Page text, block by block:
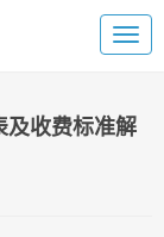
及收费标准解